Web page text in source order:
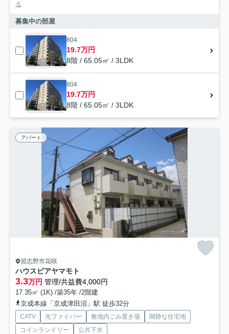
る
募集中の部屋
804
19.7万円
8階 / 65.05㎡ / 3LDK
804
19.7万円
8階 / 65.05㎡ / 3LDK
アパート
習志野市花咲
ハウスピアヤマモト
3.3万円 管理/共益費4,000円
17.35㎡ (1K) /築35年 /2階建
京成本線「京成津田沼」駅 徒歩32分
CATV 光ファイバー 敷地内ごみ置き場
閑静な住宅地
コインランドリー
公共下水